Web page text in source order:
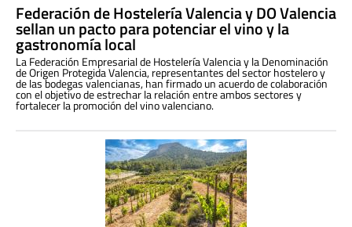
Federación de Hostelería Valencia y DO Valencia
sellan un pacto para potenciar el vino y la
gastronomía local
La Federación Empresarial de Hostelería Valencia y la Denominación
de Origen Protegida Valencia, representantes del sector hostelero y
de las bodegas valencianas, han firmado un acuerdo de colaboración
con el objetivo de estrechar la relación entre ambos sectores y
fortalecer la promoción del vino valenciano.